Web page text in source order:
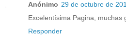
Anónimo 29 de octubre de
Excelentísima Pagina, muchas
Responder